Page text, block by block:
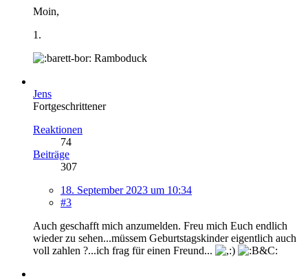
Moin,
1.
Ramboduck
Jens
Fortgeschrittener
Reaktionen
74
Beiträge
307
18. September 2023 um 10:34
#3
Auch geschafft mich anzumelden. Freu mich Euch endlich
wieder zu sehen...müssem Geburtstagskinder eigentlich auch
voll zahlen ?...ich frag für einen Freund...